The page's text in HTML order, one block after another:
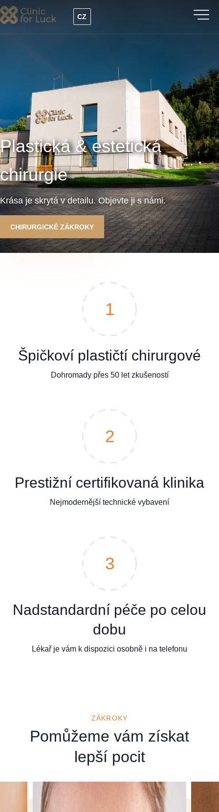
Přejít
k
CZ
Plastická & estetická
chirurgie
Krása je skrytá v detailu. Objevte ji s námi.
CHIRURGICKÉ ZÁKROKY
1
Špičkoví plastičtí chirurgové
Dohromady přes 50 let zkušeností
2
Prestižní certifikovaná klinika
Nejmodernější technické vybavení
3
Nadstandardní péče po celou
dobu
Lékař je vám k dispozici osobně i na telefonu
ZÁKROKY
Pomůžeme vám získat
lepší pocit